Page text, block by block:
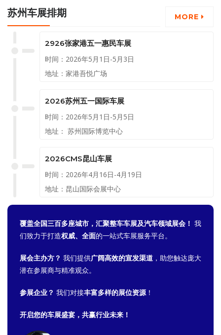
【车展日】车展网的福利又来
苏州十一车展门票，需要就赶快
苏州车展排期 MORE
2926张家港五一惠民车展
时间：2026年5月1日-5月3日
地址：家港吾悦广场
2026苏州五一国际车展
时间：2026年5月1日-5月5日
地址： 苏州国际博览中心
2026CMS昆山车展
时间：2026年4月16日-4月19日
地址：昆山国际会展中心
覆盖全国三百多座城市，汇聚整车车展及汽车领域展会！ 我
们致力于打造权威、全面的一站式车展服务平台。
展会主办方？ 我们提供广阔高效的宣发渠道 ，助您触达庞大
潜在参展商与精准观众。
参展企业？ 我们对接丰富多样的展位资源 ！
开启您的车展盛宴，共赢行业未来！